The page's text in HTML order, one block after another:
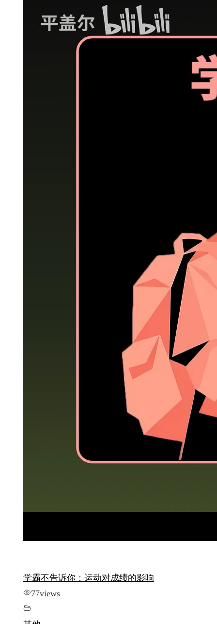
学霸不告诉你：运动对成绩的影响
77views